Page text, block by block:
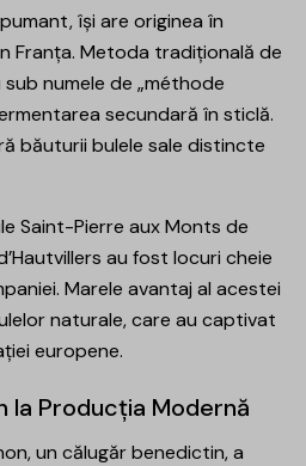
își are originea în
Franța. Metoda tradițională de
numele de „méthode
secundară în sticlă.
băuturii bulele sale distincte
Saint-Pierre aux Monts de
au fost locuri cheie
Marele avantaj al acestei
naturale, care au captivat
europene.
la Producția Modernă
un călugăr benedictin, a